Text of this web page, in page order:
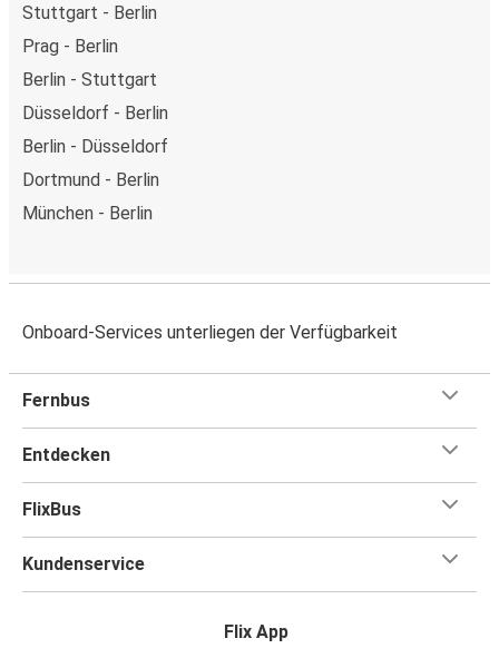
Stuttgart - Berlin
Prag - Berlin
Berlin - Stuttgart
Düsseldorf - Berlin
Berlin - Düsseldorf
Dortmund - Berlin
München - Berlin
Onboard-Services unterliegen der Verfügbarkeit
Fernbus
Entdecken
FlixBus
Kundenservice
Flix App